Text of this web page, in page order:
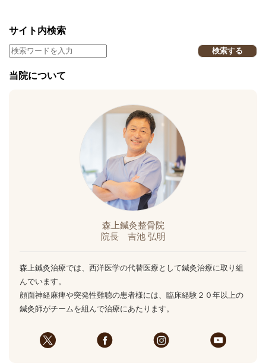
サイト内検索
検索する
当院について
森上鍼灸整骨院
院長 吉池 弘明
森上鍼灸治療では、西洋医学の代替医療として鍼灸治療に取り組
んでいます。
顔面神経麻痺や突発性難聴の患者様には、臨床経験２０年以上の
鍼灸師がチームを組んで治療にあたります。